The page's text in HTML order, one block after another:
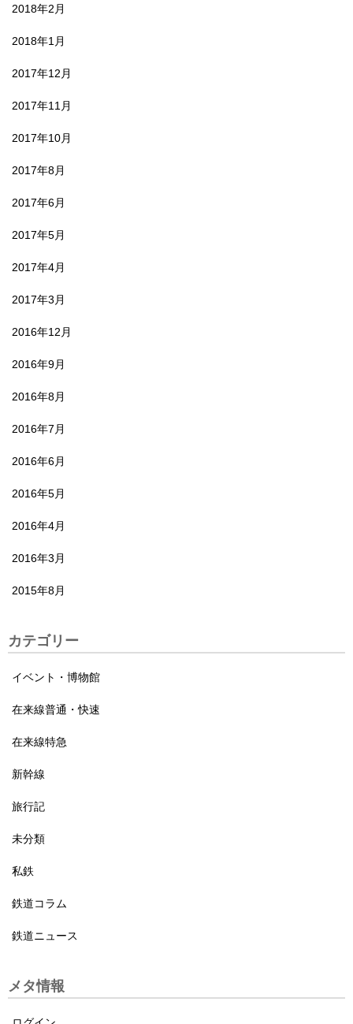
2018年2月
2018年1月
2017年12月
2017年11月
2017年10月
2017年8月
2017年6月
2017年5月
2017年4月
2017年3月
2016年12月
2016年9月
2016年8月
2016年7月
2016年6月
2016年5月
2016年4月
2016年3月
2015年8月
カテゴリー
イベント・博物館
在来線普通・快速
在来線特急
新幹線
旅行記
未分類
私鉄
鉄道コラム
鉄道ニュース
メタ情報